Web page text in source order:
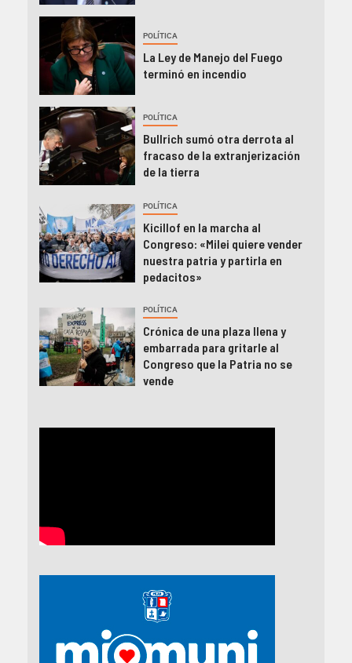
POLÍTICA
La Ley de Manejo del Fuego
terminó en incendio
POLÍTICA
Bullrich sumó otra derrota al
fracaso de la extranjerización
de la tierra
POLÍTICA
Kicillof en la marcha al
Congreso: «Milei quiere vender
nuestra patria y partirla en
pedacitos»
POLÍTICA
Crónica de una plaza llena y
embarrada para gritarle al
Congreso que la Patria no se
vende